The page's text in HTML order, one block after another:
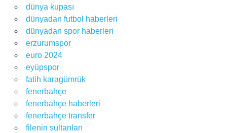
dünya kupası
dünyadan futbol haberleri
dünyadan spor haberleri
erzurumspor
euro 2024
eyüpspor
fatih karagümrük
fenerbahçe
fenerbahçe haberleri
fenerbahçe transfer
filenin sultanları